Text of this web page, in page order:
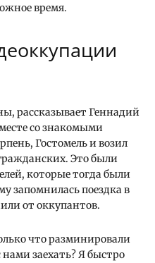
время.
рассказывает Геннадий
со знакомыми
Гостомель и возил
Это были
которые тогда были
запомнилась поездка в
от оккупантов.
что разминировали
заехать? Я быстро